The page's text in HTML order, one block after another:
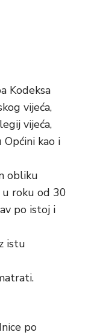
Kodeksa
vijeća,
vijeća,
Općini kao i
obliku
u roku od 30
po istoj i
istu
po